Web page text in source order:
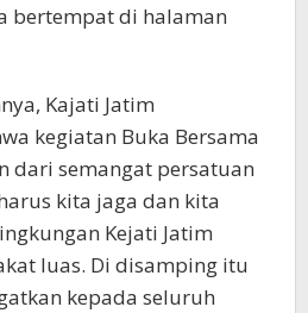
bertempat di halaman
Kajati Jatim
kegiatan Buka Bersama
dari semangat persatuan
kita jaga dan kita
Kejati Jatim
luas. Di disamping itu
kepada seluruh